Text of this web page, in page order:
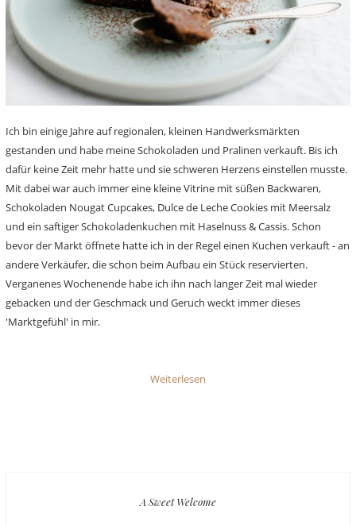
Ich bin einige Jahre auf regionalen, kleinen Handwerksmärkten
gestanden und habe meine Schokoladen und Pralinen verkauft. Bis ich
dafür keine Zeit mehr hatte und sie schweren Herzens einstellen musste.
Mit dabei war auch immer eine kleine Vitrine mit süßen Backwaren,
Schokoladen Nougat Cupcakes, Dulce de Leche Cookies mit Meersalz
und ein saftiger Schokoladenkuchen mit Haselnuss & Cassis. Schon
bevor der Markt öffnete hatte ich in der Regel einen Kuchen verkauft - an
andere Verkäufer, die schon beim Aufbau ein Stück reservierten.
Verganenes Wochenende habe ich ihn nach langer Zeit mal wieder
gebacken und der Geschmack und Geruch weckt immer dieses
'Marktgefühl' in mir.
Weiterlesen
A Sweet Welcome